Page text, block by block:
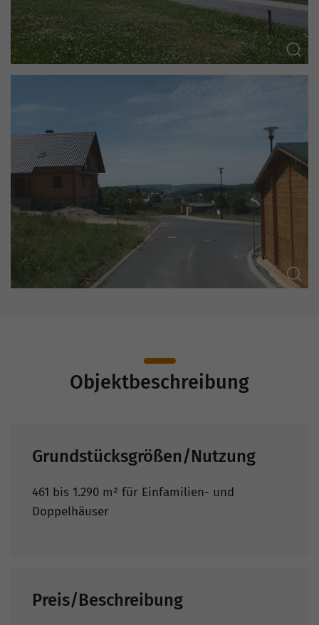
Objektbeschreibung
Grundstücksgrößen/Nutzung
461 bis 1.290 m² für Einfamilien- und
Doppelhäuser
Preis/Beschreibung